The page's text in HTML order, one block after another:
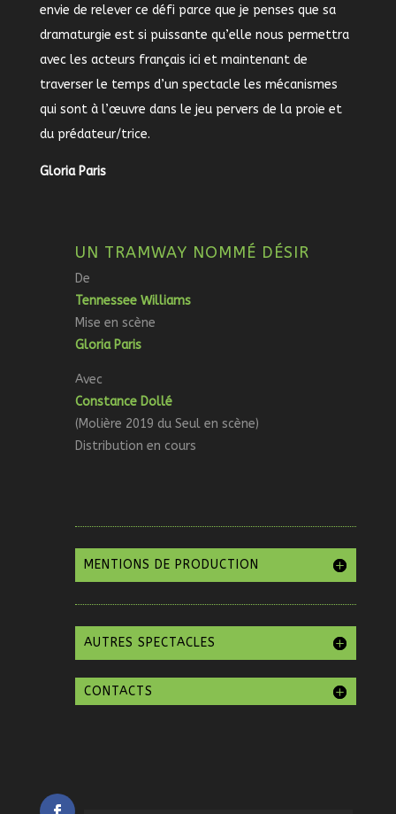
envie de relever ce défi parce que je penses que sa
dramaturgie est si puissante qu’elle nous permettra
avec les acteurs français ici et maintenant de
traverser le temps d’un spectacle les mécanismes
qui sont à l’œuvre dans le jeu pervers de la proie et
du prédateur/trice.
Gloria Paris
UN TRAMWAY NOMMÉ DÉSIR
De
Tennessee Williams
Mise en scène
Gloria Paris
Avec
Constance Dollé
(Molière 2019 du Seul en scène)
Distribution en cours
MENTIONS DE PRODUCTION
AUTRES SPECTACLES
CONTACTS